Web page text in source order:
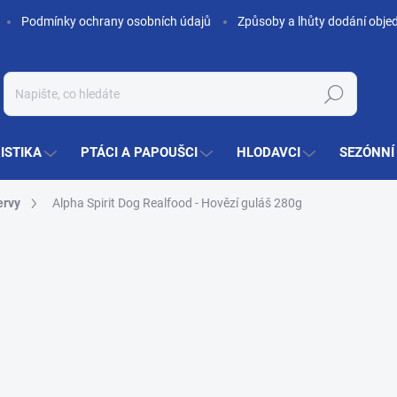
Podmínky ochrany osobních údajů Způsoby a lhůty dodání
Hledat
PTÁCI A PAPOUŠCI HLODAVCI
Alpha Spirit Dog Realfood - Hovězí guláš 280g